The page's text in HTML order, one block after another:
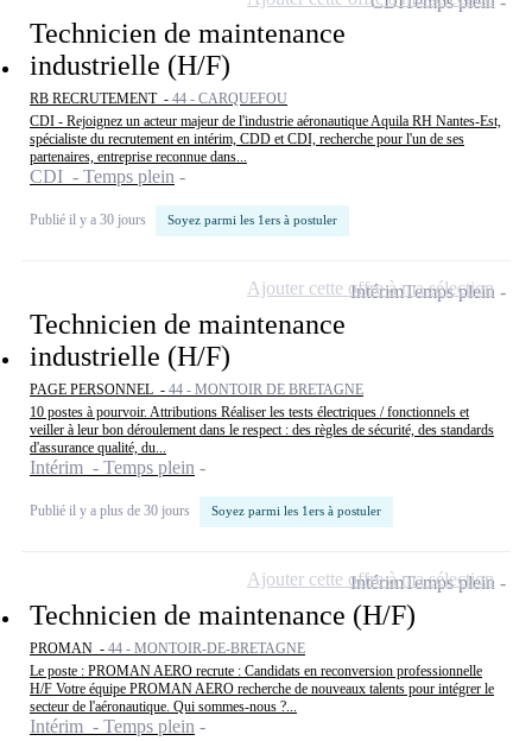
Technicien de maintenance
industrielle (H/F)
RB RECRUTEMENT - 44 - CARQUEFOU
CDI - Rejoignez un acteur majeur de l'industrie aéronautique Aquila RH Nantes-Est,
spécialiste du recrutement en intérim, CDD et CDI, recherche pour l'un de ses
partenaires, entreprise reconnue dans...
CDI - Temps plein
Publié il y a 30 jours Soyez parmi les 1ers à postuler
Technicien de maintenance
industrielle (H/F)
PAGE PERSONNEL - 44 - MONTOIR DE BRETAGNE
10 postes à pourvoir. Attributions Réaliser les tests électriques / fonctionnels et
veiller à leur bon déroulement dans le respect : des règles de sécurité, des standards
d'assurance qualité, du...
Intérim - Temps plein
Publié il y a plus de 30 jours Soyez parmi les 1ers à postuler
IntérimTemps plein
Ajouter cette offre à ma sélection
Technicien de maintenance (H/F)
PROMAN - 44 - MONTOIR-DE-BRETAGNE
Le poste : PROMAN AERO recrute : Candidats en reconversion professionnelle
H/F Votre équipe PROMAN AERO recherche de nouveaux talents pour intégrer le
secteur de l'aéronautique. Qui sommes-nous ?...
Intérim - Temps plein
IntérimTemps plein
Ajouter cette offre à ma sélection